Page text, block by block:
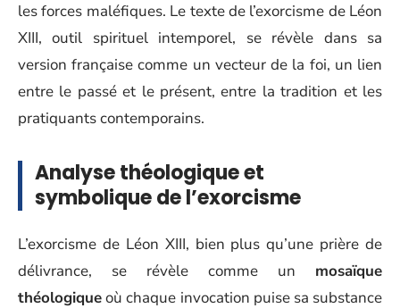
les forces maléfiques. Le texte de l’exorcisme de Léon
XIII, outil spirituel intemporel, se révèle dans sa
version française comme un vecteur de la foi, un lien
entre le passé et le présent, entre la tradition et les
pratiquants contemporains.
Analyse théologique et
symbolique de l’exorcisme
L’exorcisme de Léon XIII, bien plus qu’une prière de
délivrance, se révèle comme un mosaïque
théologiqueoù chaque invocation puise sa substance